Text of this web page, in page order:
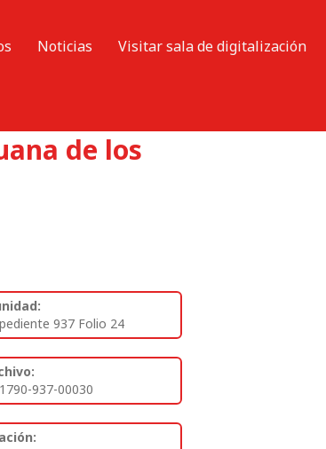
Noticias
Visitar sala de digitalización
de los
937 Folio 24
937-00030